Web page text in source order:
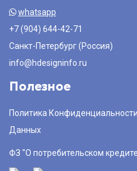
whatsapp
+7 (904) 644-42-71
Санкт-Петербург (Россия)
info@hdesigninfo.ru
Полезное
Политика
Данных
ФЗ "О потребительском